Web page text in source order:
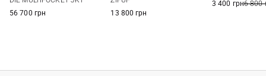
56 700 грн
13 800 грн
3 400 грн6 800